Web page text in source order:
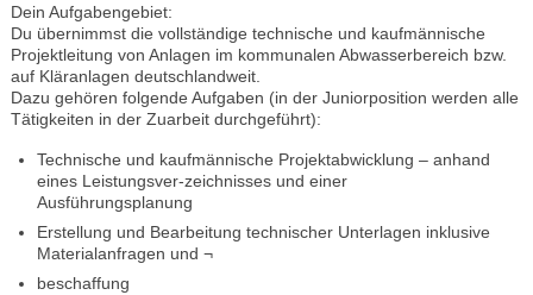
Dein Aufgabengebiet:
Du übernimmst die vollständige technische und kaufmännische
Projektleitung von Anlagen im kommunalen Abwasserbereich bzw.
auf Kläranlagen deutschlandweit.
Dazu gehören folgende Aufgaben (in der Juniorposition werden alle
Tätigkeiten in der Zuarbeit durchgeführt):
Technische und kaufmännische Projektabwicklung – anhand
eines Leistungsver-zeichnisses und einer
Ausführungsplanung
Erstellung und Bearbeitung technischer Unterlagen inklusive
Materialanfragen und ¬
beschaffung